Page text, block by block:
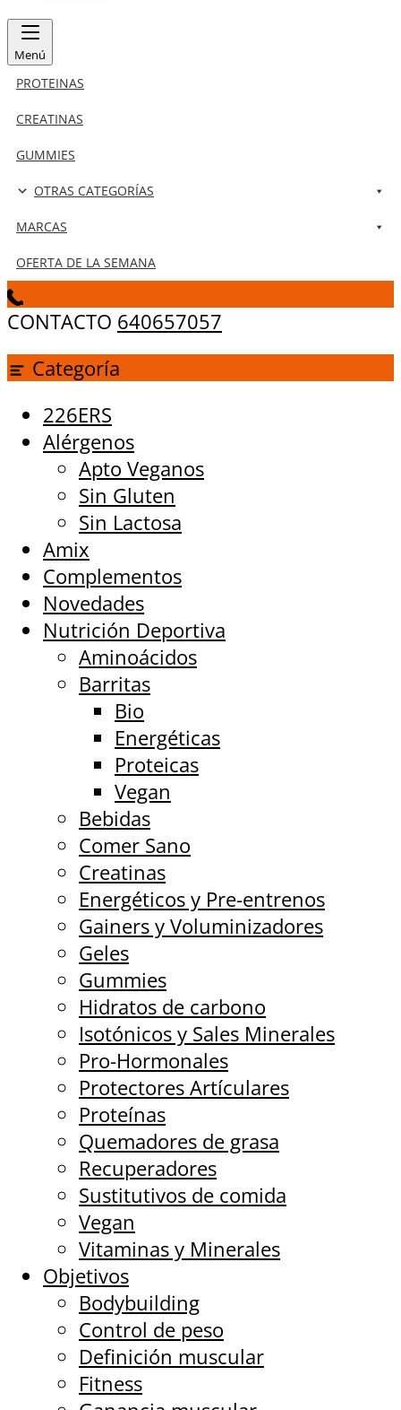
Menú
PROTEINAS
CREATINAS
GUMMIES
OTRAS CATEGORÍAS
MARCAS
OFERTA DE LA SEMANA
CONTACTO 640657057
Categoría
226ERS
Alérgenos
Apto Veganos
Sin Gluten
Sin Lactosa
Amix
Complementos
Novedades
Nutrición Deportiva
Aminoácidos
Barritas
Bio
Energéticas
Proteicas
Vegan
Bebidas
Comer Sano
Creatinas
Energéticos y Pre-entrenos
Gainers y Voluminizadores
Geles
Gummies
Hidratos de carbono
Isotónicos y Sales Minerales
Pro-Hormonales
Protectores Artículares
Proteínas
Quemadores de grasa
Recuperadores
Sustitutivos de comida
Vegan
Vitaminas y Minerales
Objetivos
Bodybuilding
Control de peso
Definición muscular
Fitness